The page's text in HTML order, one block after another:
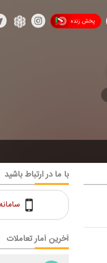
پخش زنده
با ما در ارتباط باشید
آخرین آمار تعاملات